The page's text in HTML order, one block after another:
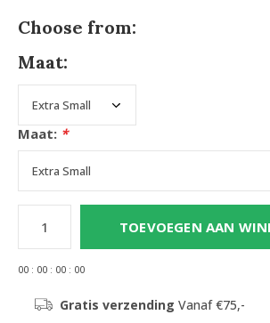
Choose from:
Maat:
Maat: *
TOEVOEGEN AAN
00 : 00 : 00 : 00
Gratis verzending Vanaf €75,-